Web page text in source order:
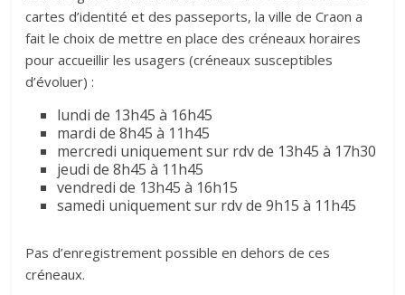
cartes d’identité et des passeports, la ville de Craon a
fait le choix de mettre en place des créneaux horaires
pour accueillir les usagers (créneaux susceptibles
d’évoluer) :
lundi de 13h45 à 16h45
mardi de 8h45 à 11h45
mercredi uniquement sur rdv de 13h45 à 17h30
jeudi de 8h45 à 11h45
vendredi de 13h45 à 16h15
samedi uniquement sur rdv de 9h15 à 11h45
Pas d’enregistrement possible en dehors de ces
créneaux.